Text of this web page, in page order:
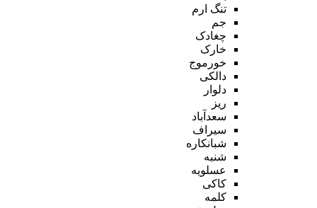
تنگ ارم
جم
چغادک
خارک
خورموج
دالکی
دلوار
ریز
سعدآباد
سیراف
شبانکاره
شنبه
عسلویه
کاکی
کلمه